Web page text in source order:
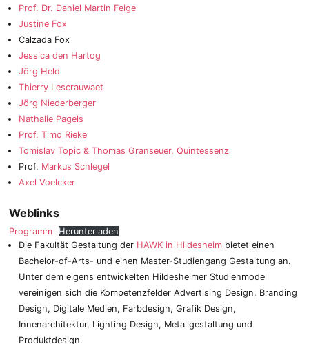
Prof. Dr. Daniel Martin Feige
Justine Fox
Calzada Fox
Jessica den Hartog
Jörg Held
Thierry Lescrauwaet
Jörg Niederberger
Nathalie Pagels
Prof. Timo Rieke
Tomislav Topic & Thomas Granseuer, Quintessenz
Prof. Markus Schlegel
Axel Voelcker
Weblinks
Programm
Herunterladen
Die Fakultät Gestaltung der HAWK in Hildesheim bietet einen
Bachelor-of-Arts- und einen Master-Studiengang Gestaltung an.
Unter dem eigens entwickelten Hildesheimer Studienmodell
vereinigen sich die Kompetenzfelder Advertising Design, Branding
Design, Digitale Medien, Farbdesign, Grafik Design,
Innenarchitektur, Lighting Design, Metallgestaltung und
Produktdesign.